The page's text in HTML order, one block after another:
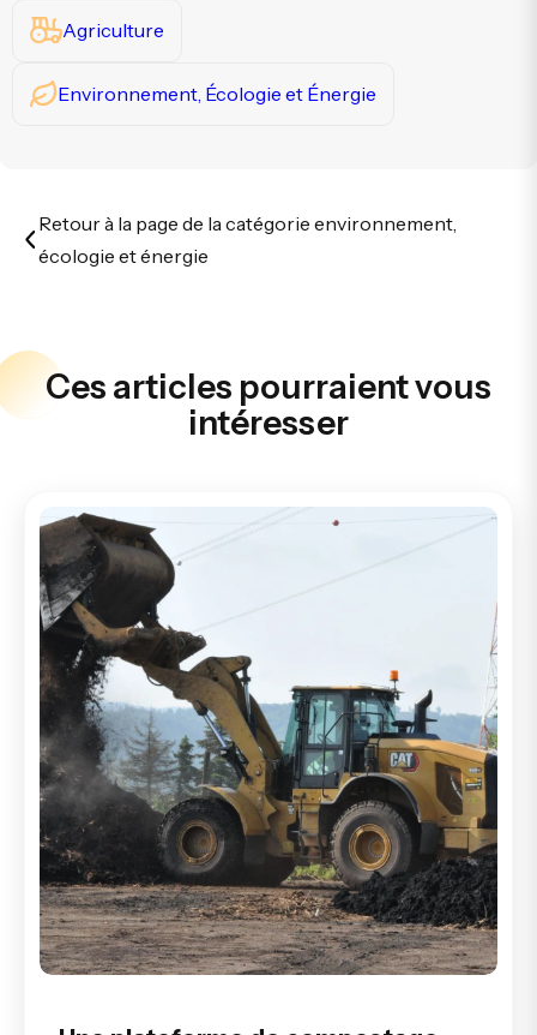
Agriculture
Environnement, Écologie et Énergie
Retour à la page de la catégorie environnement,
écologie et énergie
Ces articles pourraient vous
intéresser